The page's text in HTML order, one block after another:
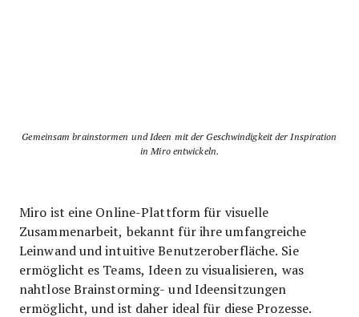
Gemeinsam brainstormen und Ideen mit der Geschwindigkeit der Inspiration
in Miro entwickeln.
Miro ist eine Online-Plattform für visuelle
Zusammenarbeit, bekannt für ihre umfangreiche
Leinwand und intuitive Benutzeroberfläche. Sie
ermöglicht es Teams, Ideen zu visualisieren, was
nahtlose Brainstorming- und Ideensitzungen
ermöglicht, und ist daher ideal für diese Prozesse.